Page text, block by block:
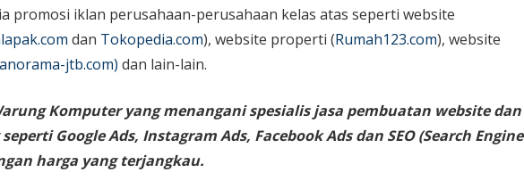
promosi iklan perusahaan-perusahaan kelas atas seperti website
dan Tokopedia.com), website properti (Rumah123.com), website
jtb.com) dan lain-lain.
Komputer yang menangani spesialis jasa pembuatan website dan
Google Ads, Instagram Ads, Facebook Ads dan SEO (Search Engine
harga yang terjangkau.